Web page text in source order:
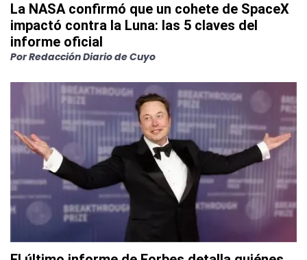
La NASA confirmó que un cohete de SpaceX
impactó contra la Luna: las 5 claves del
informe oficial
PorRedacción Diario de Cuyo